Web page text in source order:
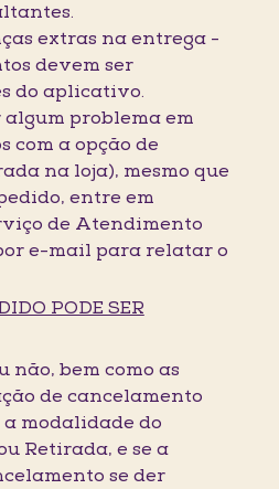
extras na entrega -
devem ser
do aplicativo.
problema em
com a opção de
na loja), mesmo que
entre em
de Atendimento
e-mail para relatar o
PODE SER
não, bem como as
de cancelamento
modalidade do
Retirada, e se a
se der